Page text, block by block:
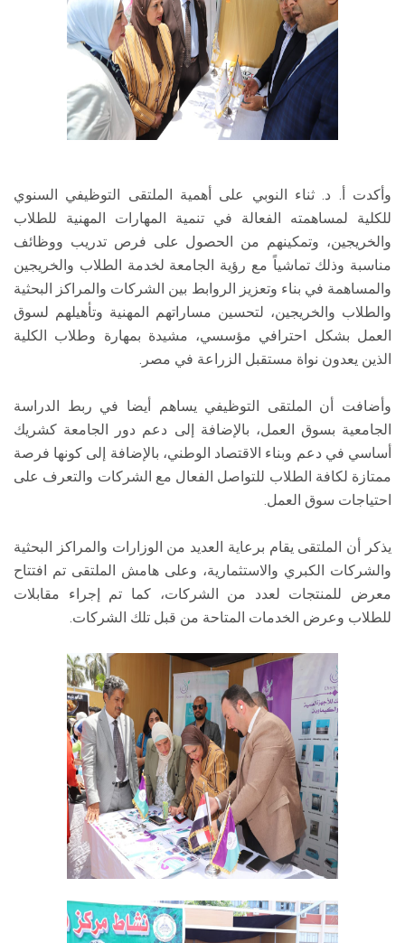
وأكدت أ. د. ثناء النوبي على أهمية الملتقى التوظيفي السنوي
للكلية لمساهمته الفعالة في تنمية المهارات المهنية للطلاب
والخريجين، وتمكينهم من الحصول على فرص تدريب ووظائف
مناسبة وذلك تماشياً مع رؤية الجامعة لخدمة الطلاب والخريجين
والمساهمة في بناء وتعزيز الروابط بين الشركات والمراكز البحثية
والطلاب والخريجين، لتحسين مساراتهم المهنية وتأهيلهم لسوق
العمل بشكل احترافي مؤسسي، مشيدة بمهارة وطلاب الكلية
الذين يعدون نواة مستقبل الزراعة في مصر.
وأضافت أن الملتقى التوظيفي يساهم أيضا في ربط الدراسة
الجامعية بسوق العمل، بالإضافة إلى دعم دور الجامعة كشريك
أساسي في دعم وبناء الاقتصاد الوطني، بالإضافة إلى كونها فرصة
ممتازة لكافة الطلاب للتواصل الفعال مع الشركات والتعرف على
احتياجات سوق العمل.
يذكر أن الملتقى يقام برعاية العديد من الوزارات والمراكز البحثية
والشركات الكبري والاستثمارية، وعلى هامش الملتقى تم افتتاح
معرض للمنتجات لعدد من الشركات، كما تم إجراء مقابلات
للطلاب وعرض الخدمات المتاحة من قبل تلك الشركات.